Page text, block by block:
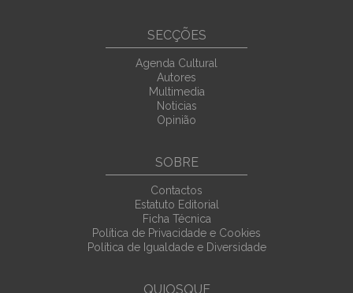
SECÇÕES
Agenda Cultural
Autores
Multimedia
Noticias
Opinião
SOBRE
Contactos
Estatuto Editorial
Ficha Técnica
Política de Privacidade e Cookies
Política de Igualdade e Diversidade
QUIOSQUE